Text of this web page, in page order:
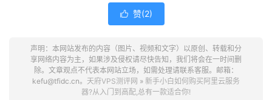
 赞(2)
声明：本网站发布的内容（图片、视频和文字）以原创、转载和分
享网络内容为主，如果涉及侵权请尽快告知，我们将会在一时间删
除。文章观点不代表本网站立场，如需处理请联系客服。邮箱：
kefu@tfidc.cn。 天府VPS测评网 » 新手小白如何购买阿里云服务
器?从入门到高配,总有一款适合你!